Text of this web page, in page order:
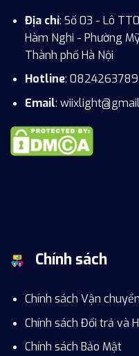
Địa chỉ: Số 03 - Lô
Hàm Nghi - Phường
Thành phố Hà Nội
Hotline: 0824263789
Email:
Chính sách
Chính sách Vận
Chính sách Đổi trả và
Chính sách Bảo Mật